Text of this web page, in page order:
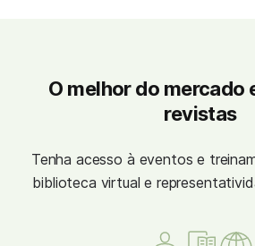
O melhor do mercado
revistas
Tenha acesso à eventos e
biblioteca virtual e